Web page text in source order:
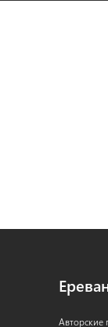
Авторские